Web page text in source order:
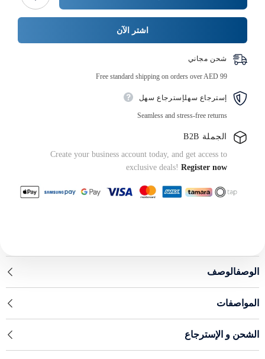
مناديل
1
اشتر الآن
شحن مجاني
Free standard shipping on orders over AED 99
إسترجاع سهلإسترجاع سهل
Seamless and stress-free returns
الجملة B2B
Create your business account today, and get access to
exclusive deals! Register now
الوصفالوصف
المواصفات
الشحن و الإسترجاع